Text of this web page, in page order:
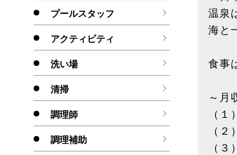
プールスタッフ
アクティビティ
洗い場
清掃
調理師
調理補助
温泉
海と
食事
～月
（
（
（